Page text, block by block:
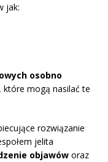
jak:
osobno
które mogą nasilać te
rozwiązanie
jelita
objawów oraz